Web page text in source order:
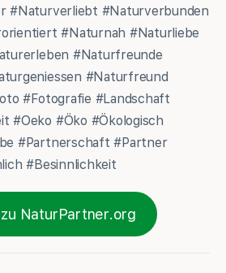
#Naturverliebt #Naturverbunden
#Naturnah #Naturliebe
#Naturfreunde
#Naturfreund
#Fotografie #Landschaft
#Oeko #Öko #Ökologisch
#Partnerschaft #Partner
#Besinnlichkeit
NaturPartner.org